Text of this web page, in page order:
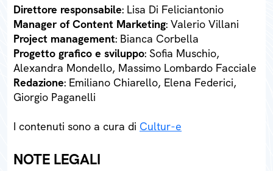
Direttore responsabile: Lisa Di Feliciantonio
Manager of Content Marketing: Valerio Villani
Project management: Bianca Corbella
Progetto grafico e sviluppo: Sofia Muschio,
Alexandra Mondello, Massimo Lombardo Facciale
Redazione: Emiliano Chiarello, Elena Federici,
Giorgio Paganelli
I contenuti sono a cura di Cultur-e
NOTE LEGALI